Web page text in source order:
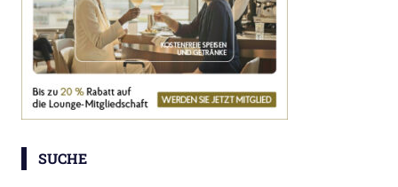
SUCHE